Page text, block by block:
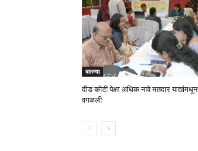
बातम्या
दीड कोटी पेक्षा अधिक नावे मतदार याद्यांमधून
वगळली